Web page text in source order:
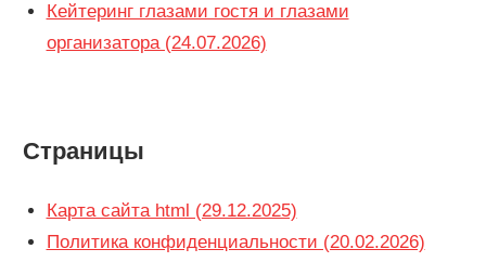
Кейтеринг глазами гостя и глазами
организатора (24.07.2026)
Страницы
Карта сайта html (29.12.2025)
Политика конфиденциальности (20.02.2026)